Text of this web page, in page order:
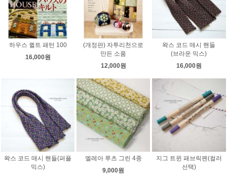
하우스 퀼트 패턴 100
16,000원
(개정판) 자투리천으로
만든 소품
12,000원
왁스 코드 매시 핸들
(브라운 믹스)
16,000원
왁스 코드 매시 핸들(퍼플
믹스)
엘레아 루츠 그린 4종
9,000원
지그 트윈 패브릭펜(컬러
선택)